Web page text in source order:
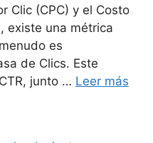
Clic (CPC) y el Costo
existe una métrica
es
de Clics. Este
junto … Leer más